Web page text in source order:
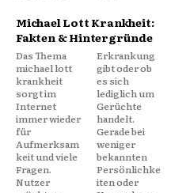
Michael Lott Krankheit:
Fakten & Hintergründe
Das Thema
michael lott
krankheit
sorgt im
Internet
immer wieder
für
Aufmerksam
keit und viele
Fragen.
Nutzer
Erkrankung
gibt oder ob
es sich
lediglich um
Gerüchte
handelt.
Gerade bei
weniger
bekannten
Persönlichke
iten oder